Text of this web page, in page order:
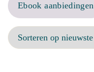
Ebook aanbiedingen